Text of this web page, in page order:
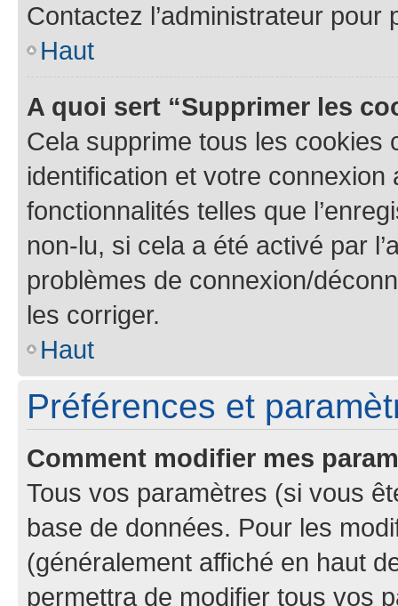
Contactez l’administrateur
Haut
A quoi sert “Supprimer les
Cela supprime tous les cookies
identification et votre
fonctionnalités telles que
non-lu, si cela a été activé par
problèmes de connexion/
les corriger.
Haut
Préférences et
Comment modifier mes
Tous vos paramètres (si vous
base de données. Pour les
(généralement affiché en haut
permettra de modifier tous vos